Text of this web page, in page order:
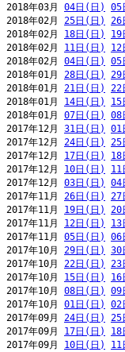
2018年03月 04日(日) 05
2018年02月 25日(日) 26
2018年02月 18日(日) 19
2018年02月 11日(日) 12
2018年02月 04日(日) 05
2018年01月 28日(日) 29
2018年01月 21日(日) 22
2018年01月 14日(日) 15
2018年01月 07日(日) 08
2017年12月 31日(日) 01
2017年12月 24日(日) 25
2017年12月 17日(日) 18
2017年12月 10日(日) 11
2017年12月 03日(日) 04
2017年11月 26日(日) 27
2017年11月 19日(日) 20
2017年11月 12日(日) 13
2017年11月 05日(日) 06
2017年10月 29日(日) 30
2017年10月 22日(日) 23
2017年10月 15日(日) 16
2017年10月 08日(日) 09
2017年10月 01日(日) 02
2017年09月 24日(日) 25
2017年09月 17日(日) 18
2017年09月 10日(日) 11